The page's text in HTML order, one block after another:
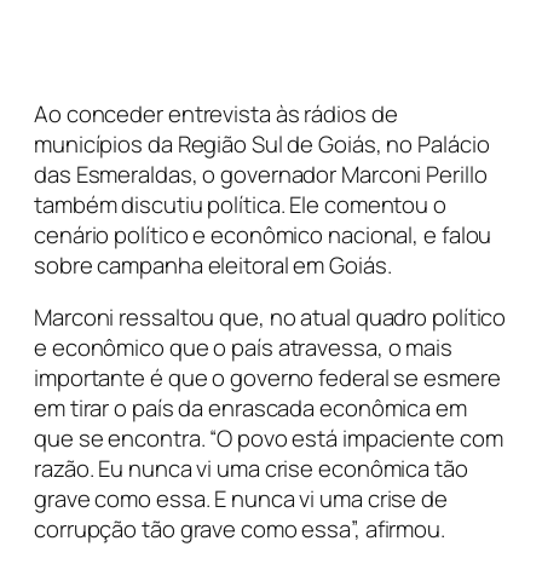
Ao conceder entrevista às rádios de
municípios da Região Sul de Goiás, no Palácio
das Esmeraldas, o governador Marconi Perillo
também discutiu política. Ele comentou o
cenário político e econômico nacional, e falou
sobre campanha eleitoral em Goiás.
Marconi ressaltou que, no atual quadro político
e econômico que o país atravessa, o mais
importante é que o governo federal se esmere
em tirar o país da enrascada econômica em
que se encontra. “O povo está impaciente com
razão. Eu nunca vi uma crise econômica tão
grave como essa. E nunca vi uma crise de
corrupção tão grave como essa”, afirmou.